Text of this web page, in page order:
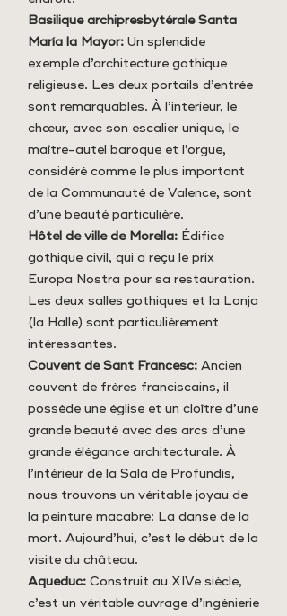
Basilique archipresbytérale Santa
María la Mayor: Un splendide
exemple d’architecture gothique
religieuse. Les deux portails d’entrée
sont remarquables. À l’intérieur, le
chœur, avec son escalier unique, le
maître-autel baroque et l’orgue,
considéré comme le plus important
de la Communauté de Valence, sont
d’une beauté particulière.
Hôtel de ville de Morella: Édifice
gothique civil, qui a reçu le prix
Europa Nostra pour sa restauration.
Les deux salles gothiques et la Lonja
(la Halle) sont particulièrement
intéressantes.
Couvent de Sant Francesc: Ancien
couvent de frères franciscains, il
possède une église et un cloître d’une
grande beauté avec des arcs d’une
grande élégance architecturale. À
l’intérieur de la Sala de Profundis,
nous trouvons un véritable joyau de
la peinture macabre: La danse de la
mort. Aujourd’hui, c’est le début de la
visite du château.
Aqueduc: Construit au XIVe siècle,
c’est un véritable ouvrage d’ingénierie